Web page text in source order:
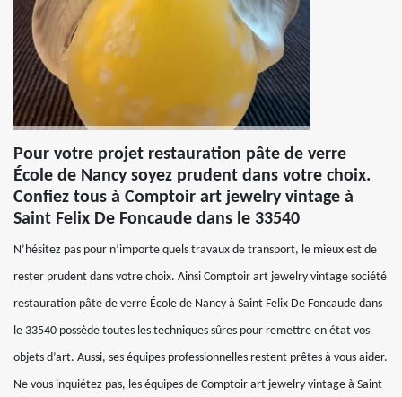
Pour votre projet restauration pâte de verre
École de Nancy soyez prudent dans votre choix.
Confiez tous à Comptoir art jewelry vintage à
Saint Felix De Foncaude dans le 33540
N’hésitez pas pour n’importe quels travaux de transport, le mieux est de
rester prudent dans votre choix. Ainsi Comptoir art jewelry vintage société
restauration pâte de verre École de Nancy à Saint Felix De Foncaude dans
le 33540 possède toutes les techniques sûres pour remettre en état vos
objets d’art. Aussi, ses équipes professionnelles restent prêtes à vous aider.
Ne vous inquiétez pas, les équipes de Comptoir art jewelry vintage à Saint